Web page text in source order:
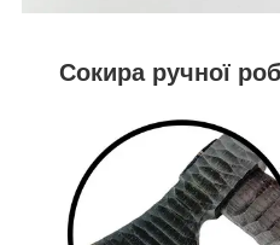
Сокира ручної